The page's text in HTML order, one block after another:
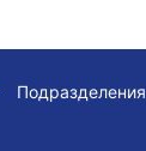
Подразделения